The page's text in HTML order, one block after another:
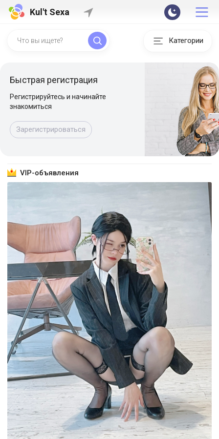
Kul't Sexa
Категории
Быстрая регистрация
Регистрируйтесь и начинайте
знакомиться
Зарегистрироваться
VIP-объявления